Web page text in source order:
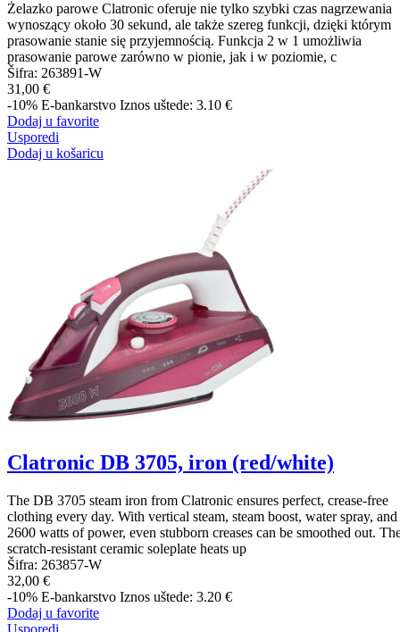
Żelazko parowe Clatronic oferuje nie tylko szybki czas nagrzewania
wynoszący około 30 sekund, ale także szereg funkcji, dzięki którym
prasowanie stanie się przyjemnością. Funkcja 2 w 1 umożliwia
prasowanie parowe zarówno w pionie, jak i w poziomie, c
Šifra: 263891-W
31,00 €
-10% E-bankarstvo Iznos uštede: 3.10 €
Dodaj u favorite
Usporedi
Dodaj u košaricu
Clatronic DB 3705, iron (red/white)
The DB 3705 steam iron from Clatronic ensures perfect, crease-free
clothing every day. With vertical steam, steam boost, water spray, and
2600 watts of power, even stubborn creases can be smoothed out.
scratch-resistant ceramic soleplate heats up
Šifra: 263857-W
32,00 €
-10% E-bankarstvo Iznos uštede: 3.20 €
Dodaj u favorite
Usporedi